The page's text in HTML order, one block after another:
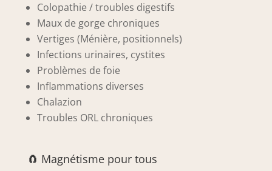
Colopathie / troubles digestifs
Maux de gorge chroniques
Vertiges (Ménière, positionnels)
Infections urinaires, cystites
Problèmes de foie
Inflammations diverses
Chalazion
Troubles ORL chroniques
🧲 Magnétisme pour tous